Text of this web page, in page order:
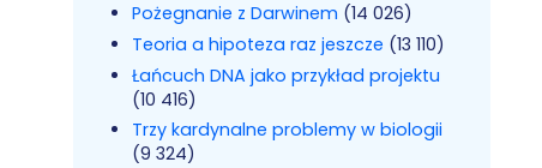
Pożegnanie z Darwinem (14 026)
Teoria a hipoteza raz jeszcze (13 110)
Łańcuch DNA jako przykład projektu
(10 416)
Trzy kardynalne problemy w biologii
(9 324)